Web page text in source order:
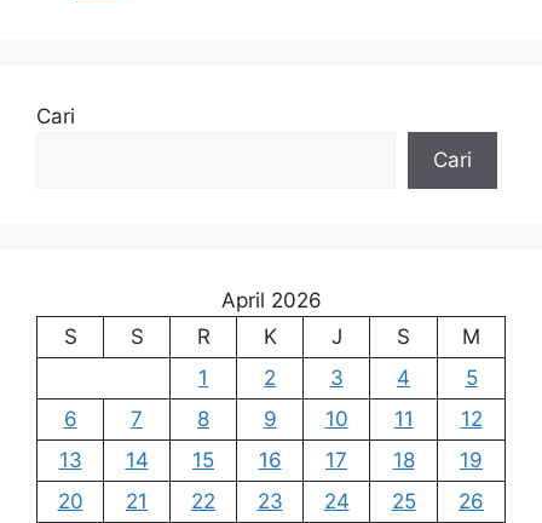
Cari
Cari
April 2026
S
S R K J S
M
1
2 3 4
5
6
7 8 9 10 11
12
13
14 15 16 17 18
19
20
21 22 23 24 25
26